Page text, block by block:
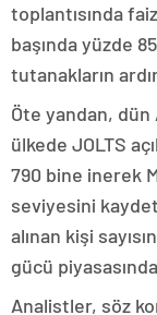
toplantısında
başında yüzde
tutanakların
Öte yandan, dün
ülkede JOLTS
790 bine inerek
seviyesini
alınan kişi
gücü
Analistler, söz